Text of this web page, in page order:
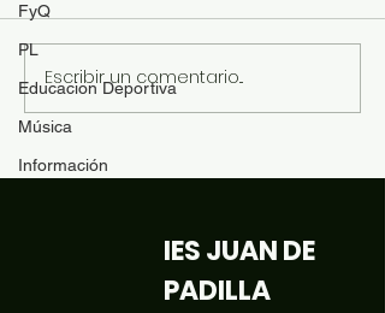
FyQ
PL
Educacion Deportiva
Música
Información
Revista "El Comunero"
nº31-2026
Escribir un comentario...
IES JUAN DE
PADILLA